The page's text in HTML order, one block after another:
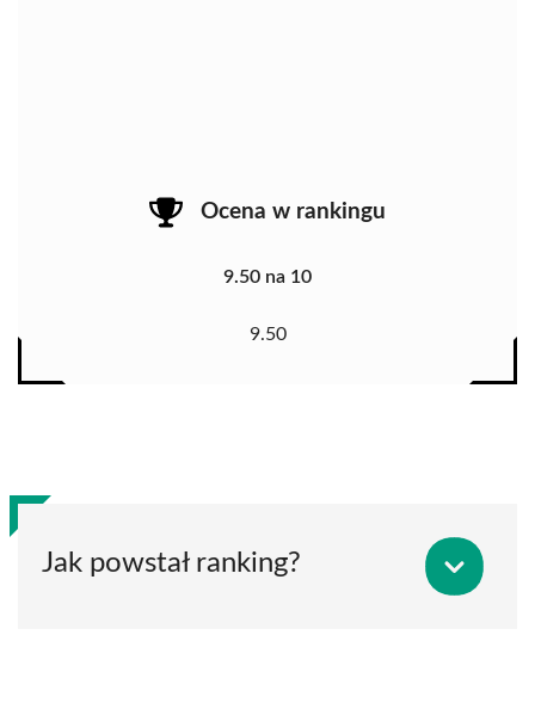
Ocena w rankingu
9.50 na 10
9.50
Jak powstał ranking?